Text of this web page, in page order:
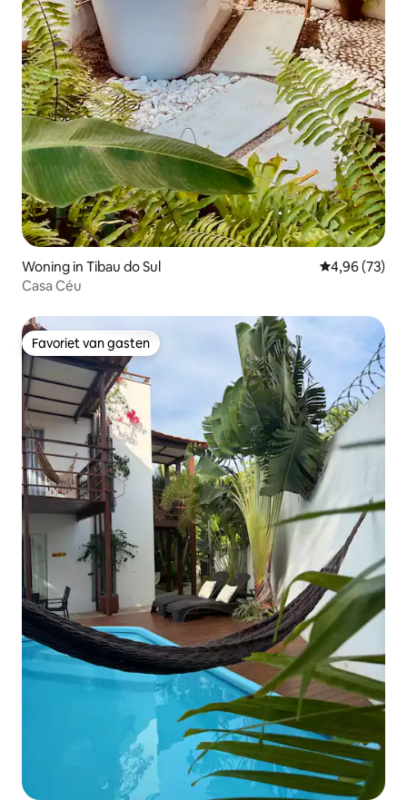
Woning in Tibau do Sul Gemiddelde
4,96 (73)
Casa Céu
Favoriet van gasten
Favoriet van gasten